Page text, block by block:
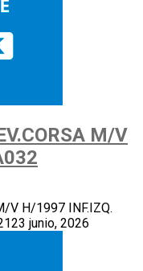
M/V
V H/1997 INF.IZQ.
23 junio, 2026